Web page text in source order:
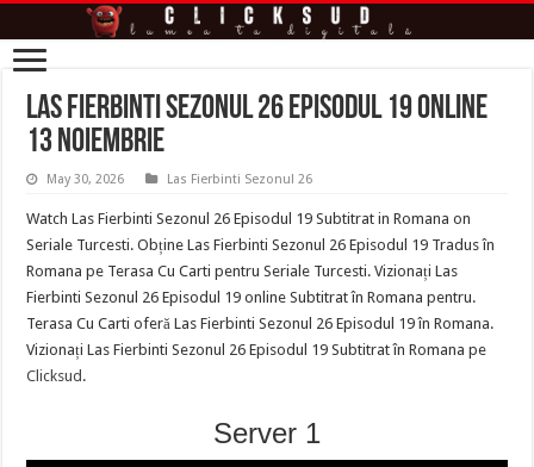
Las Fierbinti Sezonul 26 Episodul 19 Online
13 Noiembrie
May 30, 2026 Las Fierbinti Sezonul 26
Watch Las Fierbinti Sezonul 26 Episodul 19 Subtitrat in Romana on
Seriale Turcesti. Obține Las Fierbinti Sezonul 26 Episodul 19 Tradus în
Romana pe Terasa Cu Carti pentru Seriale Turcesti. Vizionați Las
Fierbinti Sezonul 26 Episodul 19 online Subtitrat în Romana pentru.
Terasa Cu Carti oferă Las Fierbinti Sezonul 26 Episodul 19 în Romana.
Vizionați Las Fierbinti Sezonul 26 Episodul 19 Subtitrat în Romana pe
Clicksud .
Server 1